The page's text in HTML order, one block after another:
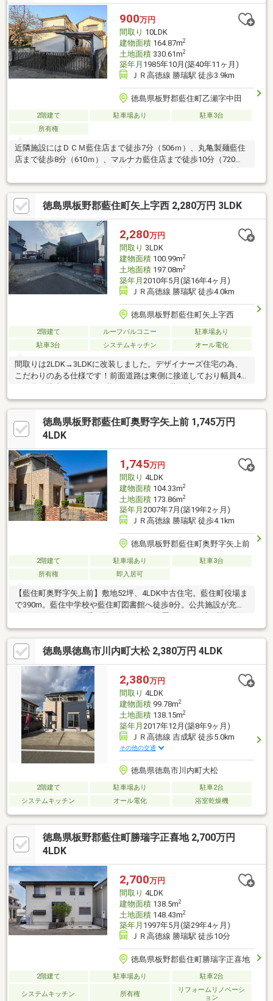
も、安心なネット予約可能！】ネット上だと不安... 「プロ目線で
見る、ハウスメーカーの建売」を現地で体感しませんか。
900万円
間取り 10LDK
建物面積164.87m2
土地面積330.61m2
築年月 1985年10月(築40年11ヶ月)
ＪＲ高徳線 勝瑞駅 徒歩3.9km
徳島県板野郡藍住町乙瀬字中田
2階建て 駐車場あり
駐車3台
所有権
近隣施設にはＤＣＭ藍住店まで徒歩7分（506ｍ）、丸亀製麺藍住
店まで徒歩8分（610ｍ）、マルナカ藍住店まで徒歩10分（720
院まで徒歩9分（661ｍ）、稲次病院まで徒歩9分（703ｍ）、コス
モス藍住店まで徒歩14（1073ｍ）、キョーエイ笠木店まで徒歩19
分（1491ｍ）、藍住町役場まで徒歩21分（1648ｍ）と自転車での
移動圏内に商業施設等有り生活環境豊かな立地です。
徳島県板野郡藍住町矢上字西 2,280万円 3LDK
2,280万円
間取り 3LDK
建物面積100.99m2
土地面積197.08m2
築年月 2010年5月(築16年4ヶ月)
ＪＲ高徳線 勝瑞駅 徒歩4.0km
徳島県板野郡藍住町矢上字西
2階建て ルーフバルコニー
駐車場あり
駐車3台
システムキッチン オール電化
間取りは2LDK→3LDKに改装しました。デザイナーズ住宅の為、
こだわりのある仕様です！前面道路は東側に接道しており幅員4m
ある為、駐車も楽々3台可能です。マルナカ藍住店まで徒歩10分
（800ｍ）、藍住西小学校まで徒歩18分（1410ｍ）、藍住中学校
まで徒歩11分（870ｍ）。大通りへのアクセスも良好で、日当た
り良好です。リフォーム2026年7月完了（IHコンロ新調・洗面台
新調・クロス貼替・照明新調・フロア重ね張り・水栓金具新調・
徳島県板野郡藍住町奥野字矢上前 1,745万円
4LDK
1,745万円
間取り 4LDK
建物面積104.33m2
土地面積173.86m2
築年月 2007年7月(築19年2ヶ月)
ＪＲ高徳線 勝瑞駅 徒歩4.1km
徳島県板野郡藍住町奥野字矢上前
2階建て 駐車場あり
駐車3台
所有権
即入居可
【藍住町奥野字矢上前】敷地52坪、4LDK中古住宅。藍住町役場ま
で390m。藍住中学校や藍住町図書館へ徒歩8分。公共施設が充実
と小さな庭のあるリーズナブルな中古住宅です。※リフォーム済
徳島県徳島市川内町大松 2,380万円 4LDK
2,380万円
間取り 4LDK
建物面積99.78m2
土地面積138.15m2
築年月 2017年12月(築8年9ヶ月)
ＪＲ高徳線 吉成駅 徒歩5.0km
その他の交通
徳島県徳島市川内町大松
2階建て 駐車場あり
駐車2台
システムキッチン
オール電化 浴室乾燥機
徳島県板野郡藍住町勝瑞字正喜地 2,700万円
4LDK
2,700万円
間取り 4LDK
建物面積138.5m2
土地面積148.43m2
築年月 1997年5月(築29年4ヶ月)
ＪＲ高徳線 勝瑞駅 徒歩10分
徳島県板野郡藍住町勝瑞字正喜地
2階建て 駐車場あり 駐車2台
システムキッチン 所有権
リフォームリノベーシ
ョン